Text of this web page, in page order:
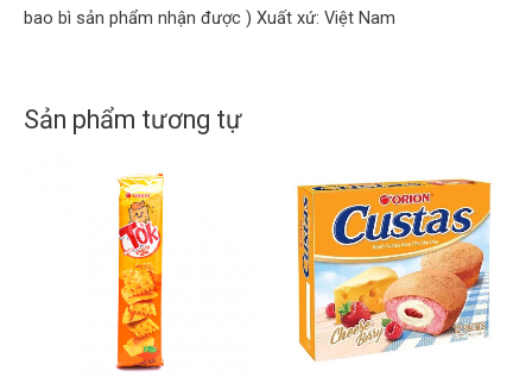
bao bì sản phẩm nhận được ) Xuất xứ: Việt Nam
Sản phẩm tương tự